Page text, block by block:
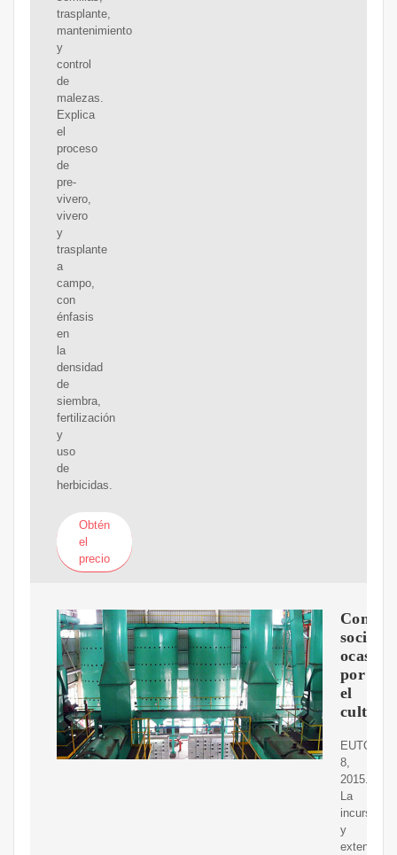
trasplante,
mantenimiento
y
control
de
malezas.
Explica
el
proceso
de
pre-
vivero,
vivero
y
trasplante
a
campo,
con
énfasis
en
la
densidad
de
siembra,
fertilización
y
uso
de
herbicidas.
Obtén
el
precio
por
el
cultivo
EUTOPÍA
8,
2015.
La
incursión
y
extensión